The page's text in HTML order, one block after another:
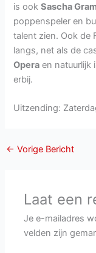
is ookSascha
poppenspeler en
talent zien. Ook de
langs, net als de
Opera en natuurlijk
erbij.
Uitzending:
← Vorige Bericht
Laat een
Je e-mailadres
velden zijn